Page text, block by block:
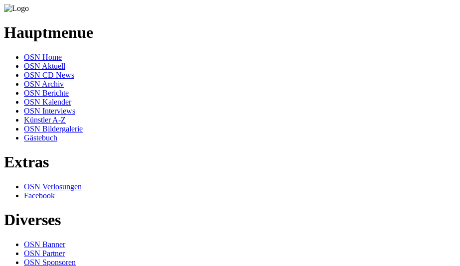
Hauptmenue
OSN Home
OSN Aktuell
OSN CD News
OSN Archiv
OSN Berichte
OSN Kalender
OSN Interviews
Künstler A-Z
OSN Bildergalerie
Gästebuch
Extras
OSN Verlosungen
Facebook
Diverses
OSN Banner
OSN Partner
OSN Sponsoren